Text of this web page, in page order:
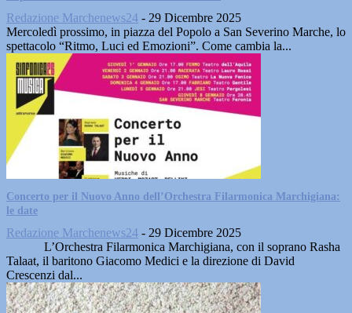
Redazione Marchenews24 - 29 Dicembre 2025
Mercoledì prossimo, in piazza del Popolo a San Severino Marche, lo
spettacolo “Ritmo, Luci ed Emozioni”. Come cambia la...
Concerto per il Nuovo Anno dell’Orchestra Filarmonica Marchigiana:
le date
Redazione Marchenews24 - 29 Dicembre 2025
L’Orchestra Filarmonica Marchigiana, con il soprano Rasha
Talaat, il baritono Giacomo Medici e la direzione di David
Crescenzi dal...